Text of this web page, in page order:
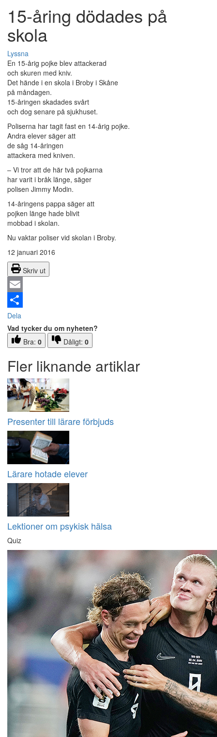
15-åring dödades på
skola
Lyssna
En 15-årig pojke blev attackerad
och skuren med kniv.
Det hände i en skola i Broby i Skåne
på måndagen.
15-åringen skadades svårt
och dog senare på sjukhuset.
Poliserna har tagit fast en 14-årig pojke.
Andra elever säger att
de såg 14-åringen
attackera med kniven.
– Vi tror att de här två pojkarna
har varit i bråk länge, säger
polisen Jimmy Modin.
14-åringens pappa säger att
pojken länge hade blivit
mobbad i skolan.
Nu vaktar poliser vid skolan i Broby.
12 januari 2016
Skriv ut
Email
Dela
Vad tycker du om nyheten?
Bra: 0 Dåligt: 0
Fler liknande artiklar
Presenter till lärare förbjuds
Lärare hotade elever
Lektioner om psykisk hälsa
Quiz